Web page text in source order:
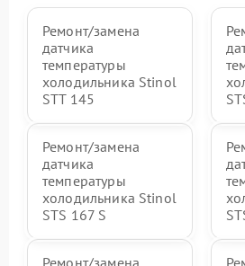
Ремонт/замена
датчика
температуры
холодильника Stinol
STT 145
Ремонт/замена
датчика
температуры
холодильника Stinol
STS 167 S
Ремонт/замена